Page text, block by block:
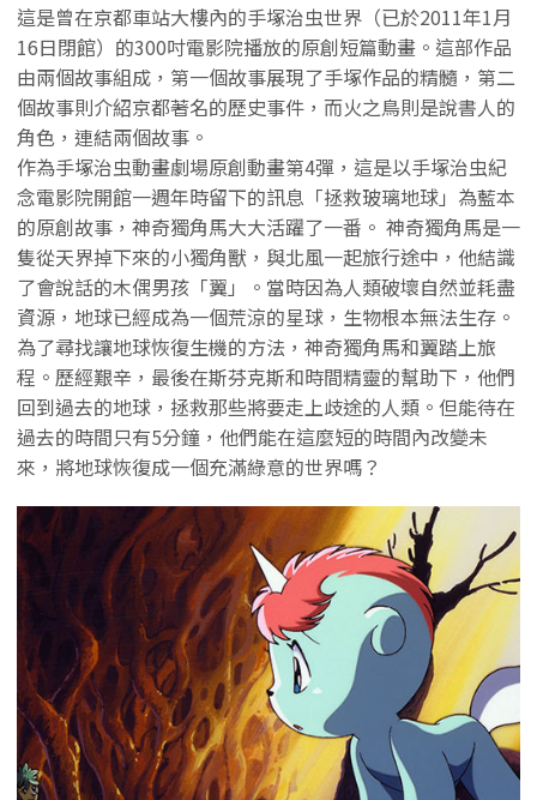
這是曾在京都車站大樓內的手塚治虫世界（已於2011年1月
16日閉館）的300吋電影院播放的原創短篇動畫。這部作品
由兩個故事組成，第一個故事展現了手塚作品的精髓，第二
個故事則介紹京都著名的歷史事件，而火之鳥則是說書人的
角色，連結兩個故事。
作為手塚治虫動畫劇場原創動畫第4彈，這是以手塚治虫紀
念電影院開館一週年時留下的訊息「拯救玻璃地球」為藍本
的原創故事，神奇獨角馬大大活躍了一番。 神奇獨角馬是一
隻從天界掉下來的小獨角獸，與北風一起旅行途中，他結識
了會說話的木偶男孩「翼」。當時因為人類破壞自然並耗盡
資源，地球已經成為一個荒涼的星球，生物根本無法生存。
為了尋找讓地球恢復生機的方法，神奇獨角馬和翼踏上旅
程。歷經艱辛，最後在斯芬克斯和時間精靈的幫助下，他們
回到過去的地球，拯救那些將要走上歧途的人類。但能待在
過去的時間只有5分鐘，他們能在這麼短的時間內改變未
來，將地球恢復成一個充滿綠意的世界嗎？